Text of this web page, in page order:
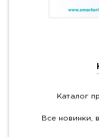
Каталог
Все новинки,